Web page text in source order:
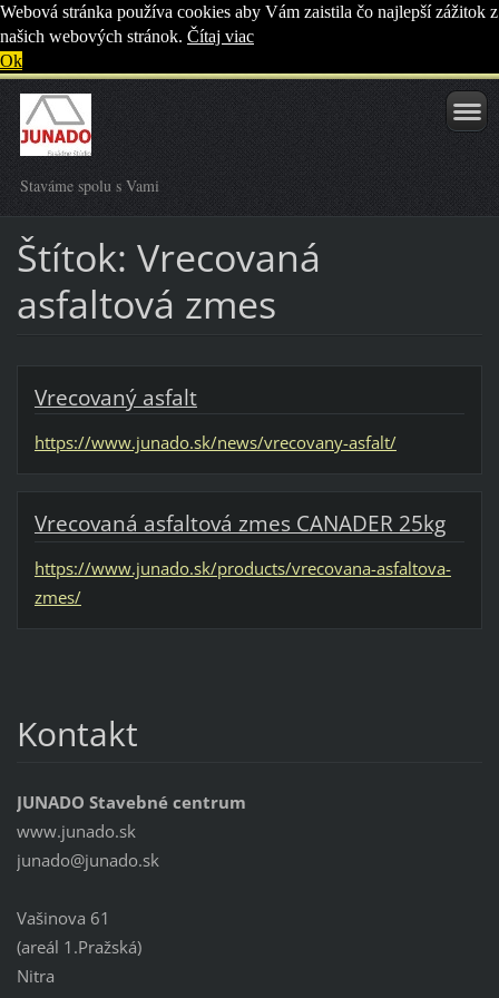
Webová stránka používa cookies aby Vám zaistila čo najlepší zážitok z
našich webových stránok. Čítaj viac
Ok
Staváme spolu s Vami
Štítok: Vrecovaná
asfaltová zmes
Vrecovaný asfalt
https://www.junado.sk/news/vrecovany-asfalt/
Vrecovaná asfaltová zmes CANADER 25kg
https://www.junado.sk/products/vrecovana-asfaltova-
zmes/
Kontakt
JUNADO Stavebné centrum
www.junado.sk
junado@junado.sk
Vašinova 61
(areál 1.Pražská)
Nitra